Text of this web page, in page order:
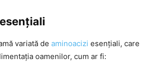
variată de aminoacizi esențiali, care
oamenilor, cum ar fi: